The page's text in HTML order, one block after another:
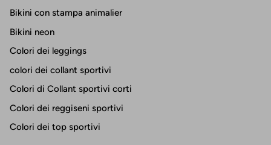
Bikini con stampa animalier
Bikini neon
Colori dei leggings
colori dei collant sportivi
Colori di Collant sportivi corti
Colori dei reggiseni sportivi
Colori dei top sportivi